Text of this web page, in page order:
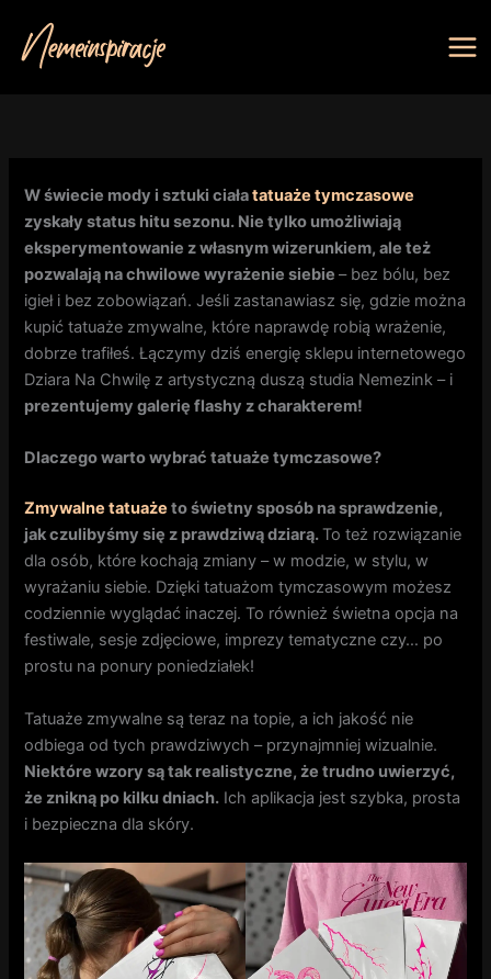
treści
W świecie mody i sztuki ciałatatuaże tymczasowe
zyskały status hitu sezonu. Nie tylko umożliwiają
eksperymentowanie z własnym wizerunkiem, ale też
pozwalają na chwilowe wyrażenie siebie– bez bólu, bez
igieł i bez zobowiązań. Jeśli zastanawiasz się, gdzie można
kupić tatuaże zmywalne, które naprawdę robią wrażenie,
dobrze trafiłeś. Łączymy dziś energię sklepu internetowego
Dziara Na Chwilę z artystyczną duszą studia Nemezink – i
prezentujemy galerię flashy z charakterem!
Dlaczego warto wybrać tatuaże tymczasowe?
Zmywalne tatuażeto świetny sposób na sprawdzenie,
jak czulibyśmy się z prawdziwą dziarą. To też rozwiązanie
dla osób, które kochają zmiany – w modzie, w stylu, w
wyrażaniu siebie. Dzięki tatuażom tymczasowym możesz
codziennie wyglądać inaczej. To również świetna opcja na
festiwale, sesje zdjęciowe, imprezy tematyczne czy… po
prostu na ponury poniedziałek!
Tatuaże zmywalne są teraz na topie, a ich jakość nie
odbiega od tych prawdziwych – przynajmniej wizualnie.
Niektóre wzory są tak realistyczne, że trudno uwierzyć,
że znikną po kilku dniach. Ich aplikacja jest szybka, prosta
i bezpieczna dla skóry.